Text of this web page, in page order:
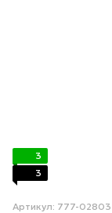
3
3
Артикул: 777-02803